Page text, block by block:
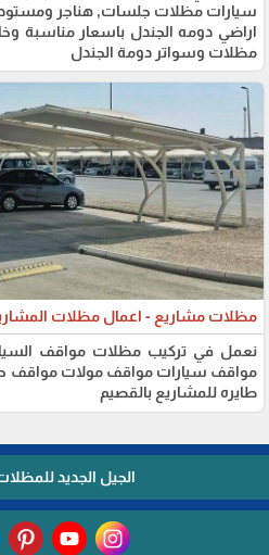
سيارات مظلات جلسات, هناجر
اراضي دومه الجندل باسعار مناسبة
مظلات وسواتر دومة الجندل
مظلات مشاريع - اعمال مظلات
نعمل في تركيب مظلات مواقف
مواقف سيارات مواقف مولات مواقف
طايره للمشاريع بالقصيم
الجيل الجديد